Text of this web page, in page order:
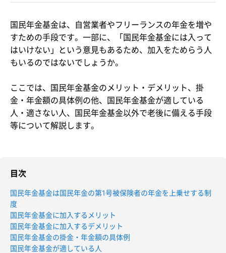
国民年金基金は、自営業者やフリーランスの年金を増や
すための手段です。一部に、「国民年金基金には入って
はいけない」という意見もあるため、加入をためらう人
もいるのではないでしょうか。
ここでは、国民年金基金のメリット・デメリット、掛
金・年金額の具体例の他、国民年金基金が適している
人・適さない人、国民年金基金以外で老後に備える手段
等について解説します。
目次
国民年金基金は国民年金の第1号被保険者の年金を上乗せする制
度
国民年金基金に加入するメリット
国民年金基金に加入するデメリット
国民年金基金の掛金・年金額の具体例
国民年金基金が適している人